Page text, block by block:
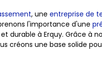
, une entreprise de
l'importance d'une
durable à Erquy. Grâce à
créons une base solide